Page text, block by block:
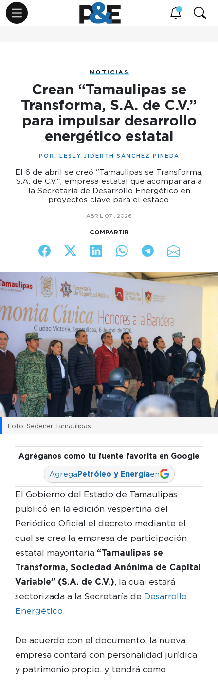
NOTICIAS
Crean “Tamaulipas se
Transforma, S.A. de C.V.”
para impulsar desarrollo
energético estatal
POR: LESLY JIDERTH SÁNCHEZ PINEDA
El 6 de abril se creó "Tamaulipas se Transforma,
S.A. de C.V.", empresa estatal que acompañará a
la Secretaría de Desarrollo Energético en
proyectos clave para el estado.
ABRIL 07 , 2026
COMPARTIR
Foto: Sedener Tamaulipas
Agréganos como tu fuente favorita en Google
AgregaPetróleo y Energíaen
El Gobierno del Estado de Tamaulipas
publicó en la edición vespertina del
Periódico Oficial el decreto mediante el
cual se crea la empresa de participación
estatal mayoritaria “Tamaulipas se
Transforma, Sociedad Anónima de Capital
Variable” (S.A. de C.V.), la cual estará
sectorizada a la Secretaría de Desarrollo
Energético.
De acuerdo con el documento, la nueva
empresa contará con personalidad jurídica
y patrimonio propio, y tendrá como